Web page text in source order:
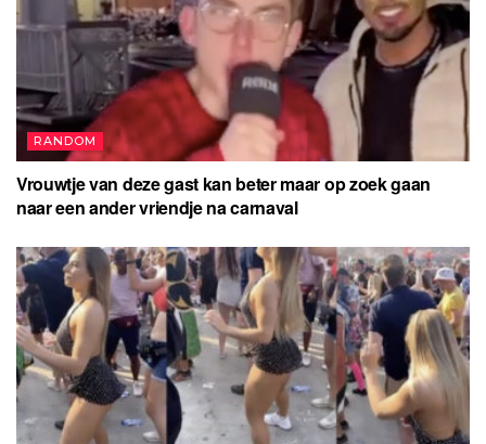
RANDOM
Vrouwtje van deze gast kan beter maar op zoek gaan
naar een ander vriendje na carnaval